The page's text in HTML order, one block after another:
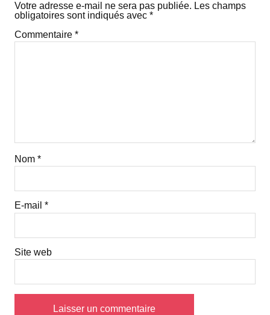
Votre adresse e-mail ne sera pas publiée. Les champs
obligatoires sont indiqués avec *
Commentaire *
Nom *
E-mail *
Site web